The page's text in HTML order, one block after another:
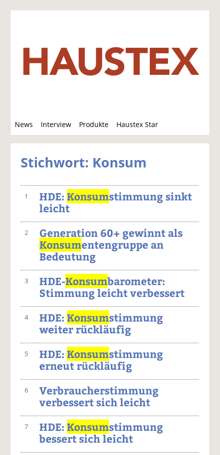
News Interview Produkte Haustex Star
u
c
Stichwort: Konsum
1 HDE:Konsumstimmung sinkt
leicht
2
Generation 60+ gewinnt als
Konsumentengruppe an
Bedeutung
3 HDE-Konsumbarometer:
Stimmung leicht verbessert
4 HDE:Konsumstimmung
weiter rückläufig
5 HDE:Konsumstimmung
erneut rückläufig
6
Verbraucherstimmung
verbessert sich leicht
7 HDE:Konsumstimmung
bessert sich leicht